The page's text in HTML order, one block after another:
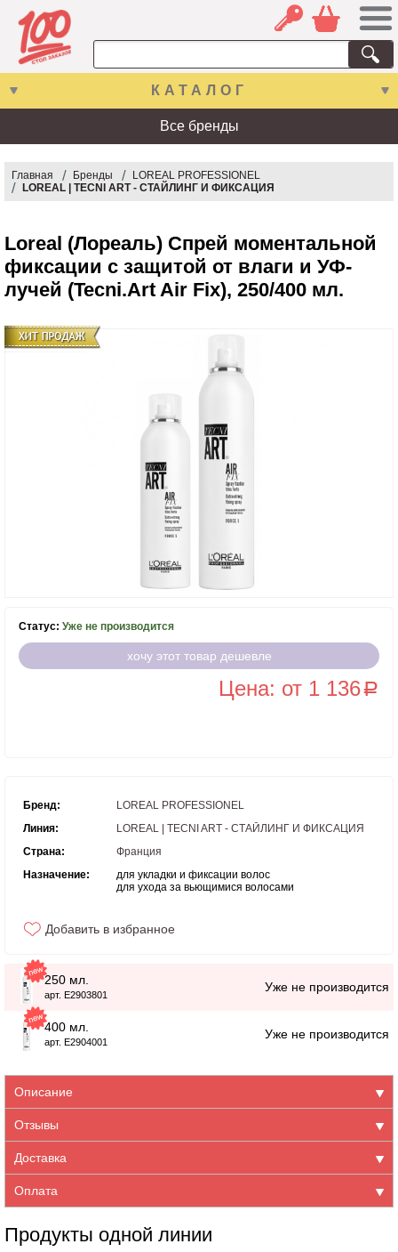
КАТАЛОГ
Все бренды
Главная Бренды
LOREAL PROFESSIONEL
LOREAL | TECNI ART - СТАЙЛИНГ И ФИКСАЦИЯ
Loreal (Лореаль) Спрей моментальной
фиксации с защитой от влаги и УФ-
лучей (Tecni.Art Air Fix), 250/400 мл.
Статус: Уже не производится
хочу этот товар дешевле
Цена: от 1 136a
Бренд:
LOREAL PROFESSIONEL
Линия:
LOREAL | TECNI ART - СТАЙЛИНГ И ФИКСАЦИЯ
Страна:
Франция
Назначение:
для укладки и фиксации волос
для ухода за вьющимися волосами
Добавить в избранное
250 мл.
арт. E2903801
Уже не производится
400 мл.
арт. E2904001
Уже не производится
Описание
Отзывы
Доставка
Оплата
Продукты одной линии